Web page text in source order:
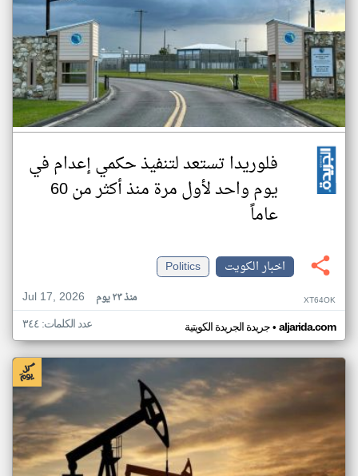
فلوريدا تستعد لتنفيذ حكمي إعدام في
يوم واحد لأول مرة منذ أكثر من 60
عاماً
اخبار الكويت
Politics
Jul 17, 2026
منذ ٢٣ يوم XT64OK
جريدة الجريدة الكويتية• aljarida.com عدد الكلمات: ٣٤٤